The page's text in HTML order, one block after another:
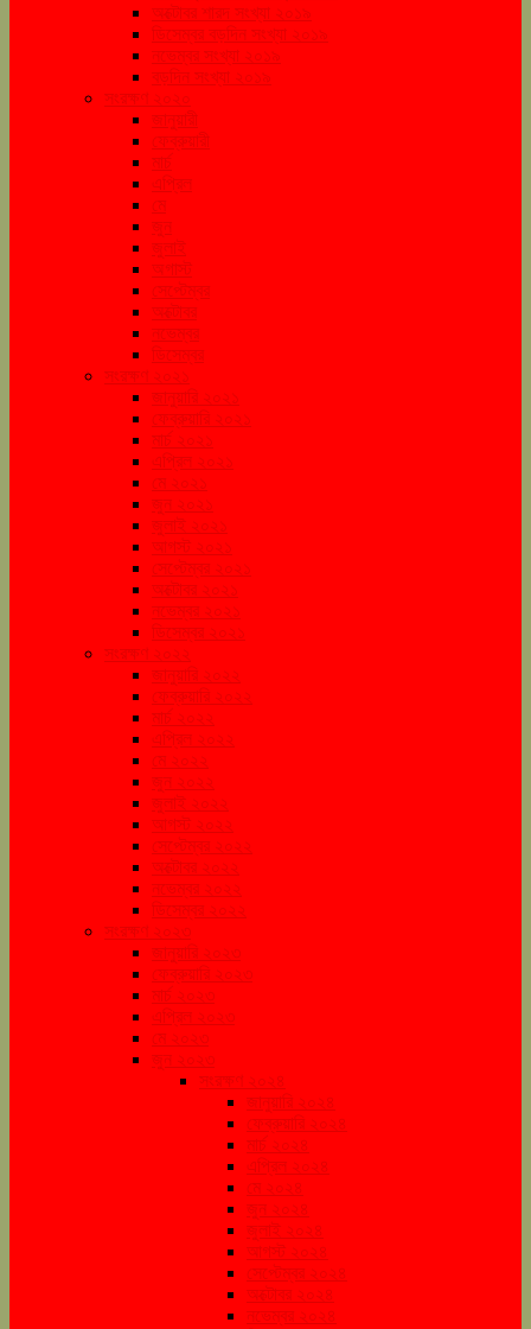
অক্টোবর শারদ সংখ্যা ২০১৯
ডিসেম্বর বড়দিন সংখ্যা ২০১৯
নভেম্বর সংখ্যা ২০১৯
বড়দিন সংখ্যা ২০১৯
সংরক্ষণ ২০২০
জানুয়ারী
ফেব্রুয়ারী
মার্চ
এপ্রিল
মে
জুন
জুলাই
অগাস্ট
সেপ্টেম্বর
অক্টোবর
নভেম্বর
ডিসেম্বর
সংরক্ষণ ২০২১
জানুয়ারি ২০২১
ফেব্রুয়ারি ২০২১
মার্চ ২০২১
এপ্রিল ২০২১
মে ২০২১
জুন ২০২১
জুলাই ২০২১
আগস্ট ২০২১
সেপ্টেম্বর ২০২১
অক্টোবর ২০২১
নভেম্বর ২০২১
ডিসেম্বর ২০২১
সংরক্ষণ ২০২২
জানুয়ারি ২০২২
ফেব্রুয়ারি ২০২২
মার্চ ২০২২
এপ্রিল ২০২২
মে ২০২২
জুন ২০২২
জুলাই ২০২২
আগস্ট ২০২২
সেপ্টেম্বর ২০২২
অক্টোবর ২০২২
নভেম্বর ২০২২
ডিসেম্বর ২০২২
সংরক্ষণ ২০২৩
জানুয়ারি ২০২৩
ফেব্রুয়ারি ২০২৩
মার্চ ২০২৩
এপ্রিল ২০২৩
মে ২০২৩
জুন ২০২৩
সংরক্ষণ ২০২৪
জানুয়ারি ২০২৪
ফেব্রুয়ারি ২০২৪
মার্চ ২০২৪
এপ্রিল ২০২৪
মে ২০২৪
জুন ২০২৪
জুলাই ২০২৪
আগস্ট ২০২৪
সেপ্টেম্বর ২০২৪
অক্টোবর ২০২৪
নভেম্বর ২০২৪